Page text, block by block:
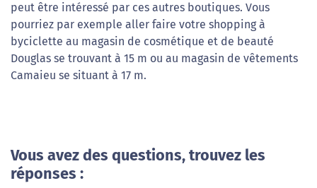
peut être intéressé par ces autres boutiques. Vous
pourriez par exemple aller faire votre shopping à
byciclette au magasin de cosmétique et de beauté
Douglas se trouvant à 15 m ou au magasin de vêtements
Camaieu se situant à 17 m.
Vous avez des questions, trouvez les
réponses :